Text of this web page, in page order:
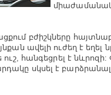
բժիշկները
ավելի ուժեղ է
հանգեցրել է
սկսել է